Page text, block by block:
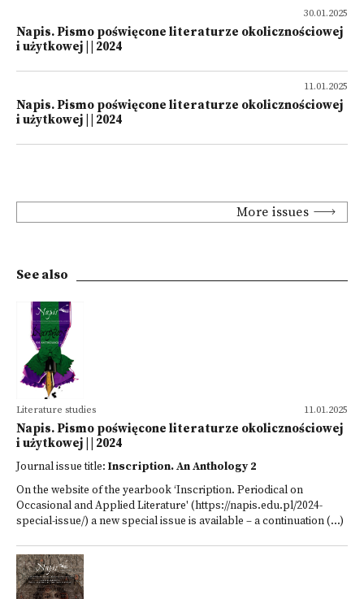
30.01.2025
Napis. Pismo poświęcone literaturze okolicznościowej
i użytkowej | | 2024
11.01.2025
Napis. Pismo poświęcone literaturze okolicznościowej
i użytkowej | | 2024
More issues
See also
11.01.2025
Literature studies
Napis. Pismo poświęcone literaturze okolicznościowej
i użytkowej | | 2024
Journal issue title: Inscription. An Anthology 2
On the website of the yearbook ‘Inscription. Periodical on
Occasional and Applied Literature' (https://napis.edu.pl/2024-
special-issue/) a new special issue is available – a continuation (...)